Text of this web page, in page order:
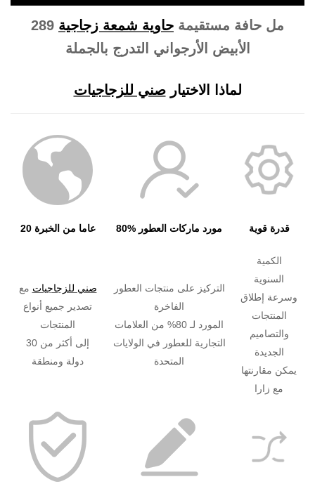
289 مل حافة مستقيمة حاوية شمعة زجاجية
الأبيض الأرجواني التدرج بالجملة
لماذا الاختيارصني للزجاجيات
20 عاما من الخبرة 80% مورد ماركات العطور قدرة قوية
صني للزجاجيات مع
تصدير جميع أنواع
المنتجات
إلى أكثر من 30
دولة ومنطقة
التركيز على منتجات العطور
الفاخرة
المورد لـ 80% من العلامات
التجارية للعطور في الولايات
المتحدة
الكمية
السنوية
وسرعة إطلاق
المنتجات
والتصاميم
الجديدة
يمكن مقارنتها
مع زارا